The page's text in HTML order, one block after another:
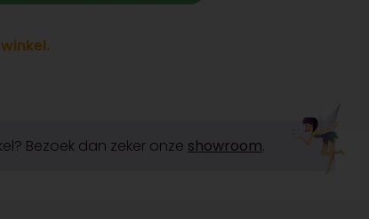
Bezoek dan zeker onze showroom.